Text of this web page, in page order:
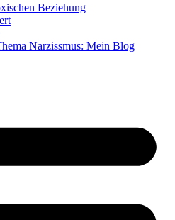
Beziehung
Narzissmus: Mein Blog